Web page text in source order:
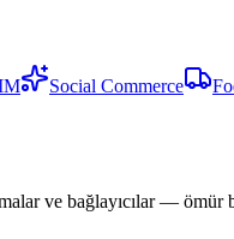
Social Commerce
ve bağlayıcılar — ömür